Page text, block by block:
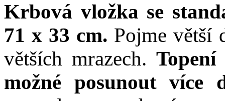
Krbová vložka se
71 x 33 cm. Pojme větší
větších mrazech.
možné posunout více